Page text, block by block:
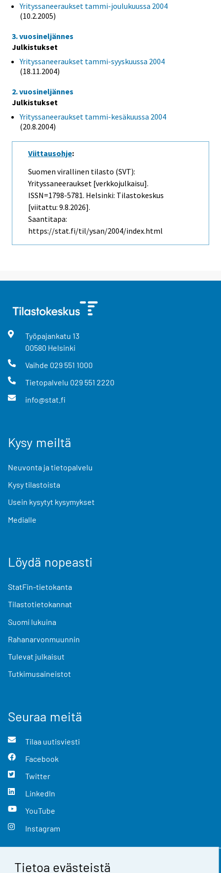
Tietoa evästeistä
Yrityssaneeraukset tammi-joulukuussa 2004
(10.2.2005)
3. vuosineljännes
Julkistukset
Yrityssaneeraukset tammi-syyskuussa 2004
(18.11.2004)
2. vuosineljännes
Julkistukset
Yrityssaneeraukset tammi-kesäkuussa 2004
(20.8.2004)
Viittausohje:
Suomen virallinen tilasto (SVT):
Yrityssaneeraukset [verkkojulkaisu].
ISSN=1798-5781. Helsinki: Tilastokeskus
[viitattu: 9.8.2026].
Saantitapa:
https://stat.fi/til/ysan/2004/index.html
Työpajankatu 13
00580 Helsinki
Vaihde 029 551 1000
Tietopalvelu 029 551 2220
info@stat.fi
Kysy meiltä
Neuvonta ja tietopalvelu
Kysy tilastoista
Usein kysytyt kysymykset
Medialle
Löydä nopeasti
StatFin-tietokanta
Tilastotietokannat
Suomi lukuina
Rahanarvonmuunnin
Tulevat julkaisut
Tutkimusaineistot
Seuraa meitä
Tilaa uutisviesti
Facebook
Twitter
LinkedIn
YouTube
Instagram
Yhteystiedot